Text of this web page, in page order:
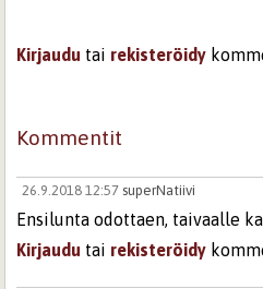
Kirjaudu tai rekisteröidy
Kommentit
26.9.2018 12:57 superNatiivi
Ensilunta odottaen, taivaalle
Kirjaudu tai rekisteröidy